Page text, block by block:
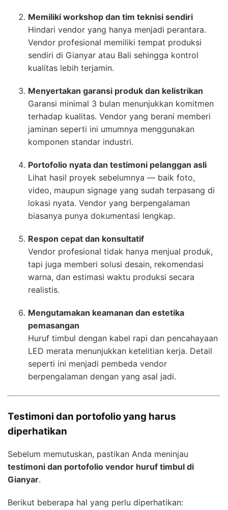
Memiliki workshop dan tim teknisi sendiri
Hindari vendor yang hanya menjadi perantara.
Vendor profesional memiliki tempat produksi
sendiri di Gianyar atau Bali sehingga kontrol
kualitas lebih terjamin.
Menyertakan garansi produk dan kelistrikan
Garansi minimal 3 bulan menunjukkan komitmen
terhadap kualitas. Vendor yang berani memberi
jaminan seperti ini umumnya menggunakan
komponen standar industri.
Portofolio nyata dan testimoni pelanggan asli
Lihat hasil proyek sebelumnya — baik foto,
video, maupun signage yang sudah terpasang di
lokasi nyata. Vendor yang berpengalaman
biasanya punya dokumentasi lengkap.
Respon cepat dan konsultatif
Vendor profesional tidak hanya menjual produk,
tapi juga memberi solusi desain, rekomendasi
warna, dan estimasi waktu produksi secara
realistis.
Mengutamakan keamanan dan estetika
pemasangan
Huruf timbul dengan kabel rapi dan pencahayaan
LED merata menunjukkan ketelitian kerja. Detail
seperti ini menjadi pembeda vendor
berpengalaman dengan yang asal jadi.
Testimoni dan portofolio yang harus
diperhatikan
Sebelum memutuskan, pastikan Anda meninjau
testimoni dan portofolio vendor huruf timbul di
Gianyar.
Berikut beberapa hal yang perlu diperhatikan: